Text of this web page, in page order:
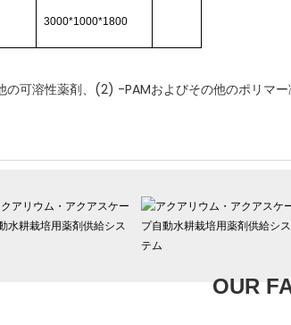
3000*1000*1800
可溶性薬剤、(2) -PAMおよびその他のポリマ
OUR